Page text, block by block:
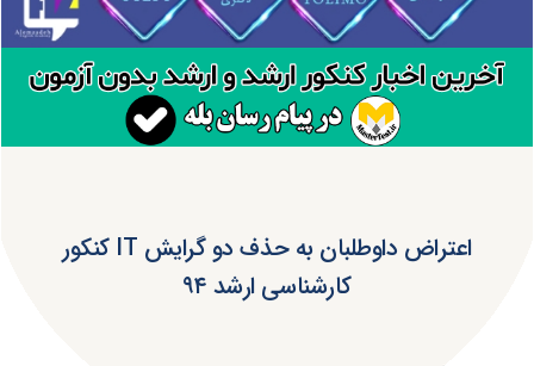
اعتراض داوطلبان به حذف دو گرایش IT کنکور
کارشناسی ارشد ۹۴